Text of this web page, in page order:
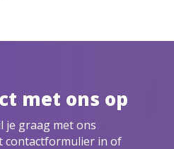
met ons op
je graag met ons
contactformulier in of